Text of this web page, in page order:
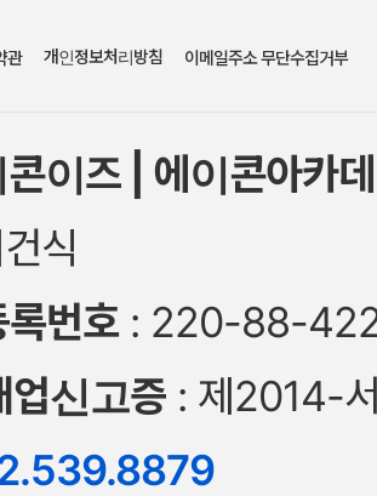
관 개인정보처리방침 이메일주소 무단수집거부
이즈 | 에이콘아카
식
번호: 220-88-
업신고증: 제2014-